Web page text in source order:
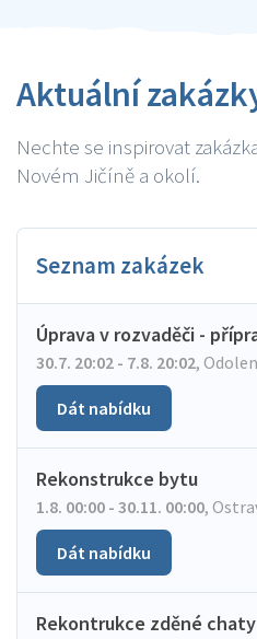
Aktuální
Nechte se inspirovat
Novém Jičíně a okolí.
Seznam zakázek
Úprava v rozvaděči -
30.7. 20:02 - 7.8. 20:02,
Dát nabídku
Rekonstrukce bytu
1.8. 00:00 - 30.11. 00:00,
Dát nabídku
Rekontrukce zděné chaty